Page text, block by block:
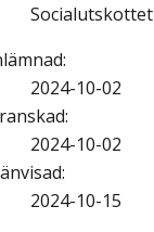
Socialutskottet
:
2024-10-02
:
2024-10-02
:
2024-10-15